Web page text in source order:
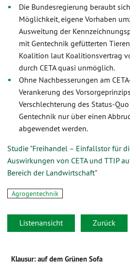
Die Bundesregierung beraubt
Möglichkeit, eigene Vorhaben
Ausweitung der
mit Gentechnik gefütterten
Koalition laut Koalitionsvertrag
durch CETA quasi unmöglich.
Ohne Nachbesserungen am
Verankerung des
Verschlechterung des Status-
Gentechnik nur über einen
abgewendet werden.
Studie "Freihandel – Einfallstor für
Auswirkungen von CETA und TTIP
Bereich der Landwirtschaft"
Agrogentechnik
Listenansicht Zurück
Klausur: auf dem Grünen Sofa